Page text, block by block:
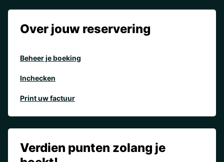
Over jouw reservering
Beheer je boeking
Inchecken
Print uw factuur
Verdien punten zolang je